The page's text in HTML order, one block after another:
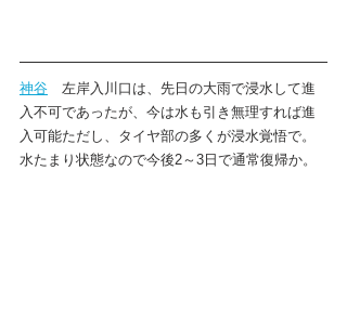
神谷 左岸入川口は、先日の大雨で浸水して進
入不可であったが、今は水も引き無理すれば進
入可能ただし、タイヤ部の多くが浸水覚悟で。
水たまり状態なので今後2～3日で通常復帰か。